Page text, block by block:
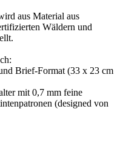
aus Material aus
Wäldern und
Brief-Format (33 x 23 cm
mit 0,7 mm feine
(designed von